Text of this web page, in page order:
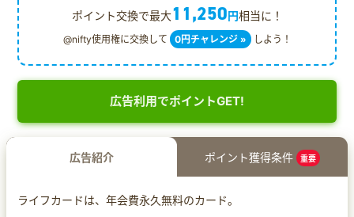
ポイント交換で最大11,250円相当に！
@nifty使用権に交換して 0円チャレンジ » しよう！
広告利用でポイントGET!
広告紹介 ポイント獲得条件 重要
ライフカードは、年会費永久無料のカード。